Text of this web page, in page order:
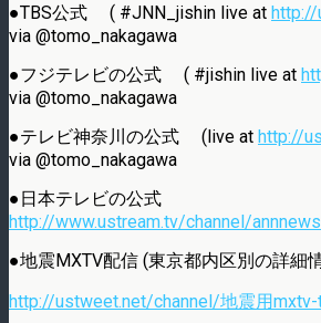
●TBS公式 ( #JNN_jishin live at http://
via @tomo_nakagawa
●フジテレビの公式 ( #jishin live at
via @tomo_nakagawa
●テレビ神奈川の公式 (live at http://
via @tomo_nakagawa
●日本テレビの公式
http://www.ustream.tv/channel/annnews
●地震MXTV配信 (東京都内区別の詳細情
http://ustweet.net/channel/地震用